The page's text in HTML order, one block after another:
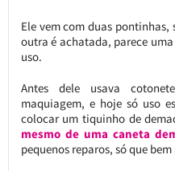
Ele vem com duas
outra é achatada, parece
uso.
Antes dele usava
maquiagem, e hoje só uso
colocar um tiquinho de
mesmo de uma caneta
pequenos reparos, só que